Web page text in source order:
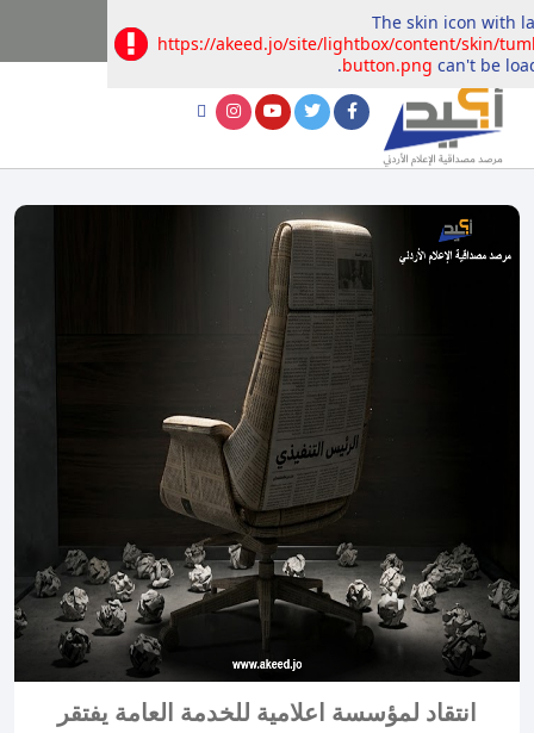
انتقاد لمؤسسة اعلامية للخدمة العامة يفتقر
The skin icon with
https://akeed.jo/site/lightbox/content/skin/
button.png can't be